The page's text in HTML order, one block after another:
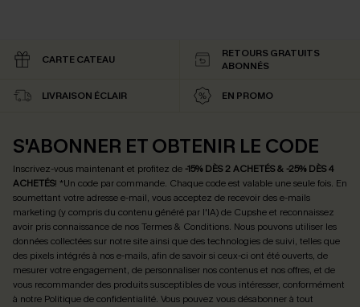
CARTE CATEAU
RETOURS GRATUITS
ABONNÉS
LIVRAISON ÉCLAIR EN PROMO
S'ABONNER ET OBTENIR LE CODE
Inscrivez-vous maintenant et profitez de -15% DÈS 2 ACHETÉS & -25% DÈS 4
ACHETÉS! *Un code par commande. Chaque code est valable une seule fois. En
soumettant votre adresse e-mail, vous acceptez de recevoir des e-mails
marketing (y compris du contenu généré par l'IA) de Cupshe et reconnaissez
avoir pris connaissance de nosTermes & Conditions. Nous pouvons utiliser les
données collectées sur notre site ainsi que des technologies de suivi, telles que
des pixels intégrés à nos e-mails, afin de savoir si ceux-ci ont été ouverts, de
mesurer votre engagement, de personnaliser nos contenus et nos offres, et de
vous recommander des produits susceptibles de vous intéresser, conformément
à notre Politique de confidentialité. Vous pouvez vous désabonner à tout